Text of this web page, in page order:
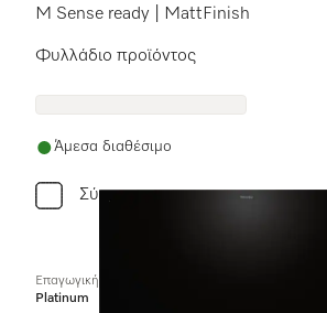
M Sense ready | MattFinish
Φυλλάδιο προϊόντος
Άμεσα διαθέσιμο
Σύγκριση
Επαγωγική εστία με χειριστήρια επί της συσκευής
Platinum